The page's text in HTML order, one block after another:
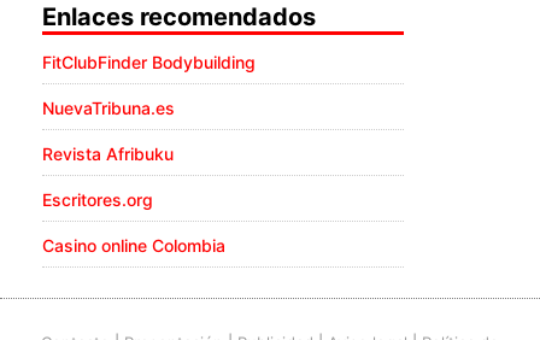
Enlaces recomendados
FitClubFinder Bodybuilding
NuevaTribuna.es
Revista Afribuku
Escritores.org
Casino online Colombia